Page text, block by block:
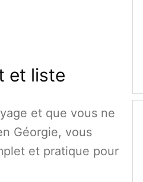
et liste
et que vous ne
Géorgie, vous
et pratique pour